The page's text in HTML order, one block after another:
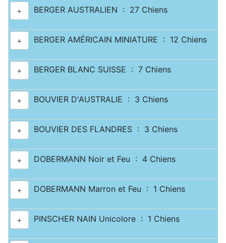
+ BERGER AUSTRALIEN : 27 Chiens
+ BERGER AMÉRICAIN MINIATURE : 12 Chiens
+ BERGER BLANC SUISSE : 7 Chiens
+ BOUVIER D'AUSTRALIE : 3 Chiens
+ BOUVIER DES FLANDRES : 3 Chiens
+ DOBERMANN Noir et Feu : 4 Chiens
+ DOBERMANN Marron et Feu : 1 Chiens
+ PINSCHER NAIN Unicolore : 1 Chiens